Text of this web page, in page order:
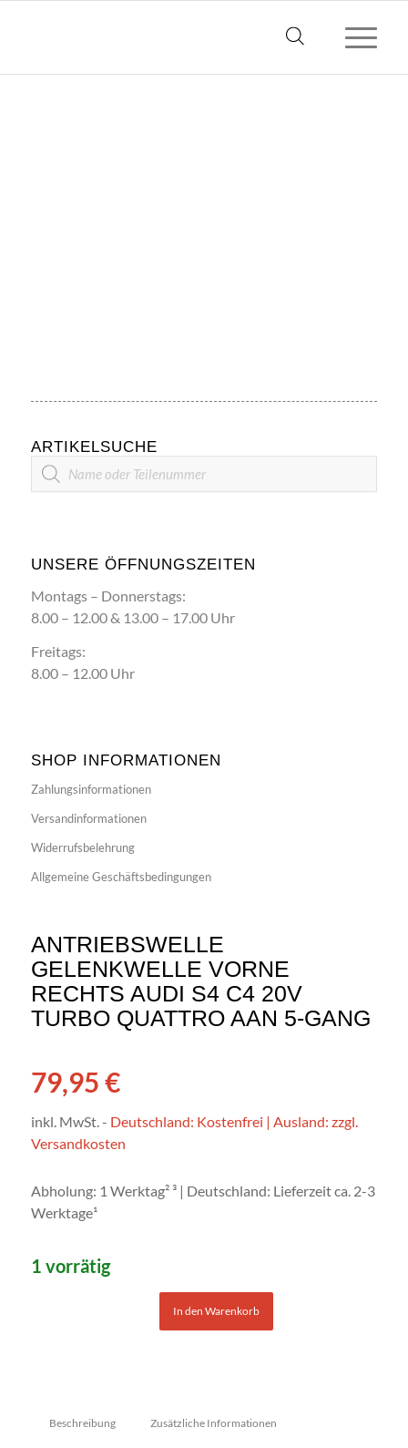
ARTIKELSUCHE
Artikelsuche
UNSERE ÖFFNUNGSZEITEN
Montags – Donnerstags:
8.00 – 12.00 & 13.00 – 17.00 Uhr
Freitags:
8.00 – 12.00 Uhr
SHOP INFORMATIONEN
Zahlungsinformationen
Versandinformationen
Widerrufsbelehrung
Allgemeine Geschäftsbedingungen
ANTRIEBSWELLE
GELENKWELLE VORNE
RECHTS AUDI S4 C4 20V
TURBO QUATTRO AAN 5-GANG
79,95€
inkl. MwSt. - Deutschland: Kostenfrei | Ausland: zzgl.
Versandkosten
Abholung: 1 Werktag² ³ | Deutschland: Lieferzeit ca. 2-3
Werktage¹
1 vorrätig
In den Warenkorb
Beschreibung Zusätzliche Informationen